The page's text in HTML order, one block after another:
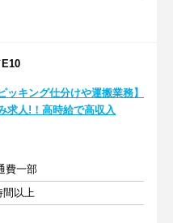
ッキング仕分けや運搬業務】
求人!！高時給で高収入
費一部
間以上